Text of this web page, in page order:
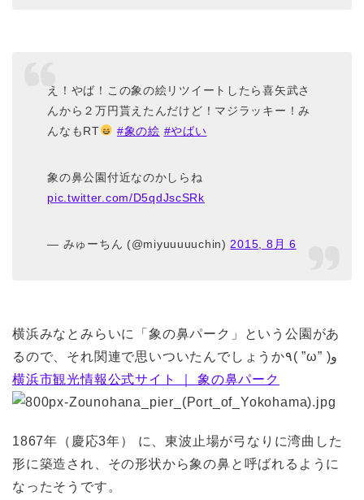
え！やば！この象の絵リツイートしたら喜矢武さ
んから２万円貰えたんだけど！マジラッキー！み
んなもRT
#象の絵 #やばい
象の鼻公園付近なのかしらね
pic.twitter.com/D5qdJscSRk
— みゅーちん (@miyuuuuuchin) 2015, 8月 6
横浜みなとみらいに「象の鼻パーク」という公園があ
るので、それ関連で思いついたんでしょうか٩( ”ω” )و
横浜市観光情報公式サイト ｜ 象の鼻パーク
1867年（慶応3年） に、東波止場が弓なりに湾曲した
形に築造され、その形状から象の鼻と呼ばれるように
なったそうです。